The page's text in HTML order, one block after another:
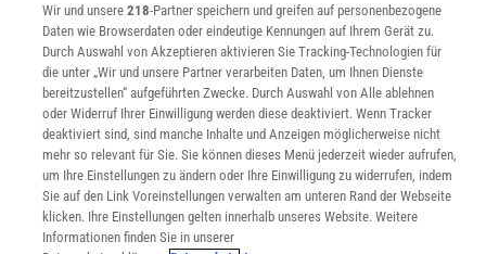
WEBSEITEN
KielSCN
Wissenschaft in die Schulen
SciLogs
Uns finden Sie auch hier:
Wir und unsere218-Partner speichern und greifen auf personenbezogene
Daten wie Browserdaten oder eindeutige Kennungen auf Ihrem Gerät zu.
Durch Auswahl von Akzeptieren aktivieren Sie Tracking-Technologien für
die unter „Wir und unsere Partner verarbeiten Daten, um Ihnen Dienste
bereitzustellen“ aufgeführten Zwecke. Durch Auswahl von Alle ablehnen
oder Widerruf Ihrer Einwilligung werden diese deaktiviert. Wenn Tracker
deaktiviert sind, sind manche Inhalte und Anzeigen möglicherweise nicht
mehr so relevant für Sie. Sie können dieses Menü jederzeit wieder aufrufen,
um Ihre Einstellungen zu ändern oder Ihre Einwilligung zu widerrufen, indem
Sie auf den Link Voreinstellungen verwalten am unteren Rand der Webseite
klicken. Ihre Einstellungen gelten innerhalb unseres Website. Weitere
Informationen finden Sie in unserer